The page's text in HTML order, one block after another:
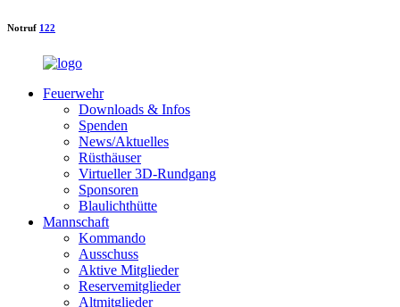
Notruf 122
Feuerwehr
Downloads & Infos
Spenden
News/Aktuelles
Rüsthäuser
Virtueller 3D-Rundgang
Sponsoren
Blaulichthütte
Mannschaft
Kommando
Ausschuss
Aktive Mitglieder
Reservemitglieder
Altmitglieder